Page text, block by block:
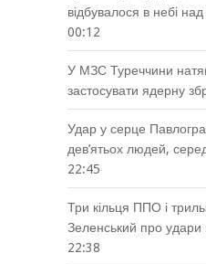
відбувалося в небі
00:12
У МЗС Туреччини
застосувати ядерну
Удар у серце
дев’ятьох людей,
22:45
Три кільця ППО і
Зеленський про удари
22:38